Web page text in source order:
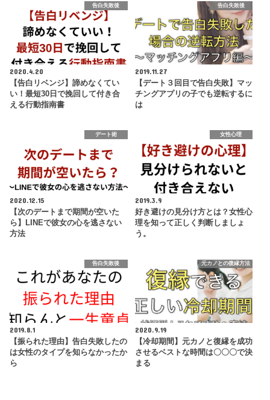
告白失敗後
2020.4.20
【告白リベンジ】諦めなくてい
い！最短30日で挽回して付き合
える行動指南書
告白失敗後
2019.11.27
【デート３回目で告白失敗】マッ
チングアプリの子でも逆転するに
は
デート術
2020.12.15
【次のデートまで期間が空いた
ら】LINEで彼女の心を逃さない
方法
女性心理
2019.3.9
好き避けの見分け方とは？女性心
理を知って正しく判断しましょ
う。
告白失敗後
2019.8.1
【振られた理由】告白失敗したの
は女性のタイプを知らなかったか
ら
元カノとの復縁方法
2020.9.19
【冷却期間】元カノと復縁を成功
させるベストな時間は〇〇〇で決
まる